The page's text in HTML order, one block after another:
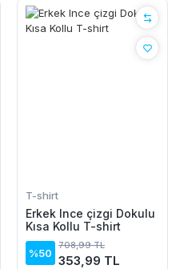
T-shirt
Erkek Ince çizgi Dokulu
Kısa Kollu T-shirt
%50
708,99 TL
353,99 TL